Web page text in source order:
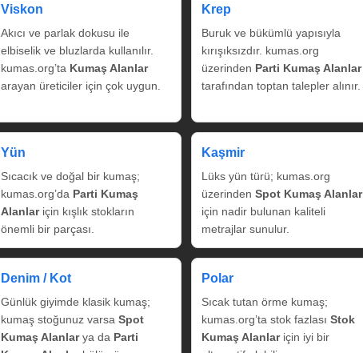
Viskon
Akıcı ve parlak dokusu ile
elbiselik ve bluzlarda kullanılır.
kumas.org’ta Kumaş Alanlar
arayan üreticiler için çok uygun.
Krep
Buruk ve bükümlü yapısıyla
kırışıksızdır. kumas.org
üzerinden Parti Kumaş Alanlar
tarafından toptan talepler alınır.
Yün
Sıcacık ve doğal bir kumaş;
kumas.org’da Parti Kumaş
Alanlariçin kışlık stokların
önemli bir parçası.
Kaşmir
Lüks yün türü; kumas.org
üzerinden Spot Kumaş Alanlar
için nadir bulunan kaliteli
metrajlar sunulur.
Denim / Kot
Günlük giyimde klasik kumaş;
kumaş stoğunuz varsa Spot
Kumaş Alanlarya da Parti
Polar
Sıcak tutan örme kumaş;
kumas.org’ta stok fazlası Stok
Kumaş Alanlariçin iyi bir